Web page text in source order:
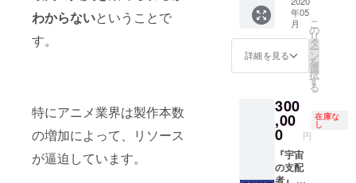
わからないということで
す。
特にアニメ業界は製作本数
の増加によって、リソース
が逼迫しています。
り月面
土地所
有権権
複製台
本 ・エ
クレ
ジット
（中）
※公序良
俗に反
する名
縁付き
アート
グラフ
ンプリ
ント色
ルファ
イル入
り月面
土地所
有権権
利書 ・
ケージ
・アー
トブッ
ク ・Ｔ
シャツ
キービ
ジュポ
スター
・解説
本 ・マ
ネーク
に加
え、 ・
『WEE
』にふ
さわし
開の
トーク
イベン
トにご
招待い
たしま
ミケで
頒布し
た公式
設定資
料集と
オリジ
ウンド
トラッ
クに支
倉凍砂
の直筆
サイン
を入れ
者）』
経営の
トップ
とし
て、企
業の舵
任うあ
なた。
今まで
のキャ
リアで
得てき
た経験
年05
月
詳細を見る
こ
の
リ
タ
ー
ン
を
選
択
す
る
300
,00
0 円
在庫な
し
『宇宙
の支配
者』 投